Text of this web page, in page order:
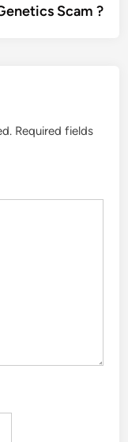
Scam ?
Required fields